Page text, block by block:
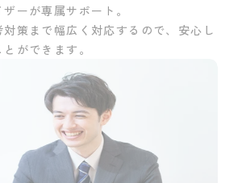
ーが専属サポート。
策まで幅広く対応するので、安心し
ができます。